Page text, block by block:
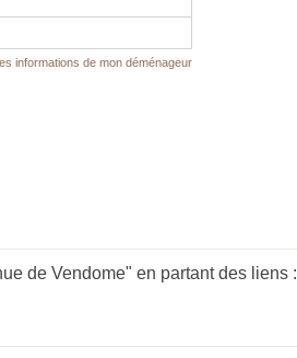
informations de mon déménageur
de Vendome" en partant des liens :